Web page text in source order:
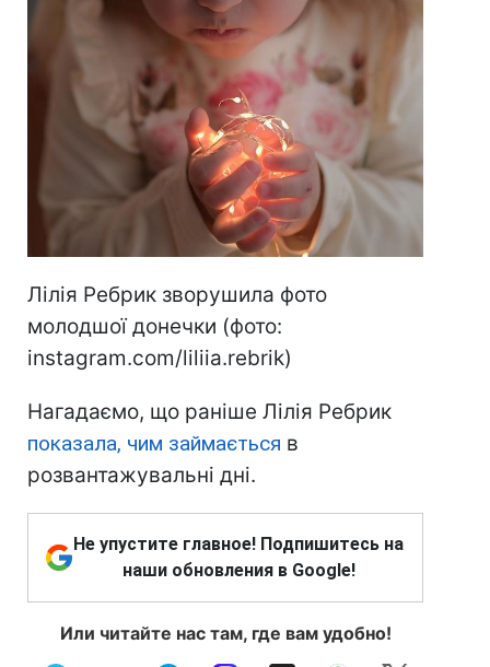
Лілія Ребрик зворушила фото
молодшої донечки (фото:
instagram.com/liliia.rebrik)
Нагадаємо, що раніше Лілія Ребрик
показала, чим займається в
розвантажувальні дні.
Не упустите главное! Подпишитесь на
наши обновления в Google!
Или читайте нас там, где вам удобно!